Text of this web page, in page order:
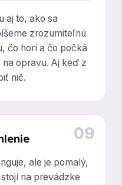
aj to, ako sa
zrozumiteľnú
čo horí a čo počká
opravu. Aj keď z
nič.
09
ale je pomalý,
na prevádzke